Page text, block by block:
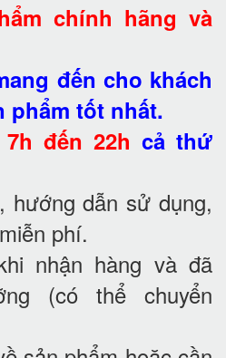
chính hãng và
đến cho khách
phẩm tốt nhất.
đến 22h cả thứ
hướng dẫn sử dụng,
miễn phí.
nhận hàng và đã
(có thể chuyển